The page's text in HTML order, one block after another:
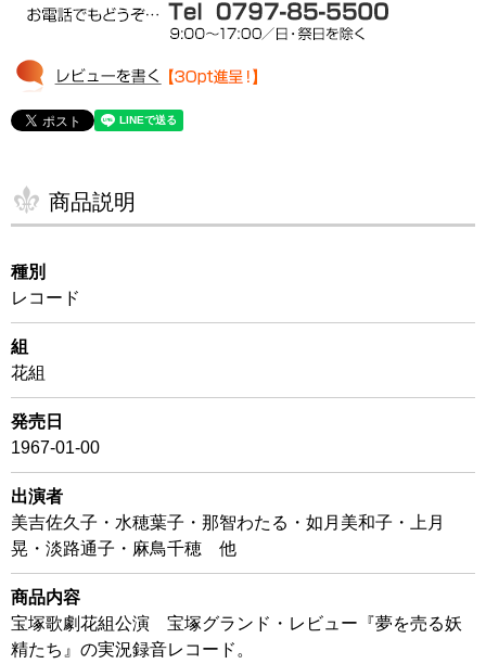
商品説明
種別
レコード
組
花組
発売日
1967-01-00
出演者
美吉佐久子・水穂葉子・那智わたる・如月美和子・上月
晃・淡路通子・麻鳥千穂 他
商品内容
宝塚歌劇花組公演 宝塚グランド・レビュー『夢を売る妖
精たち』の実況録音レコード。